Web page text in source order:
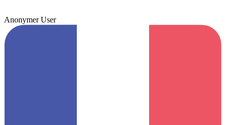
Anonymer User